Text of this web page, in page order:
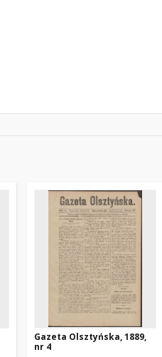
Gazeta Olsztyńska, 1889,
nr 4